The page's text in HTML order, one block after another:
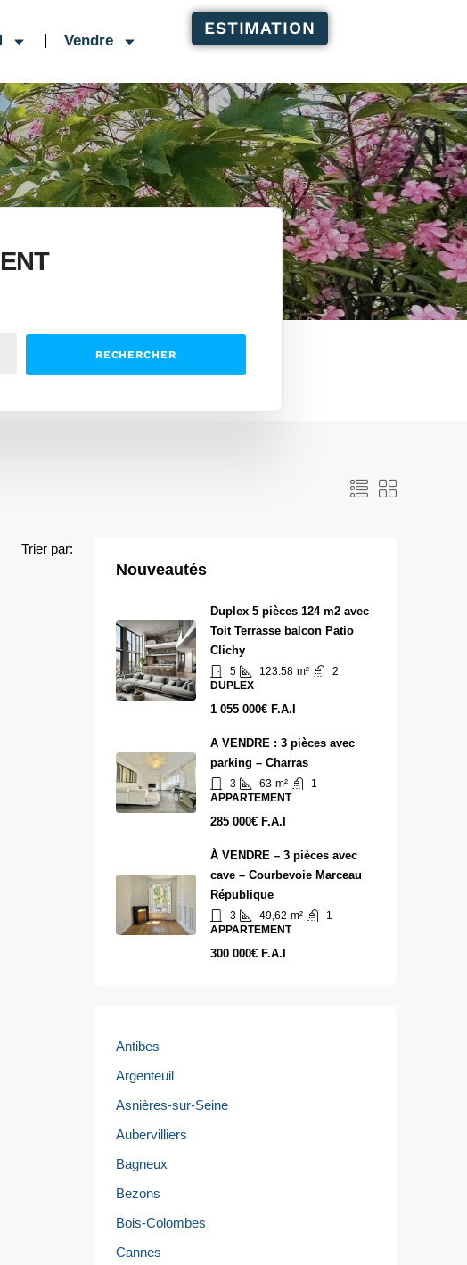
Vendre
ESTIMATION
RECHERCHER
Trier par:
Nouveautés
Duplex 5 pièces 124 m2 avec
Toit Terrasse balcon Patio
Clichy
5 123.58 m²
2
DUPLEX
1 055 000€ F.A.I
A VENDRE : 3 pièces avec
parking – Charras
3 63 m²
1
APPARTEMENT
285 000€ F.A.I
À VENDRE – 3 pièces avec
cave – Courbevoie Marceau
République
3 49,62 m²
1
APPARTEMENT
300 000€ F.A.I
Antibes
Argenteuil
Asnières-sur-Seine
Aubervilliers
Bagneux
Bezons
Bois-Colombes
Cannes